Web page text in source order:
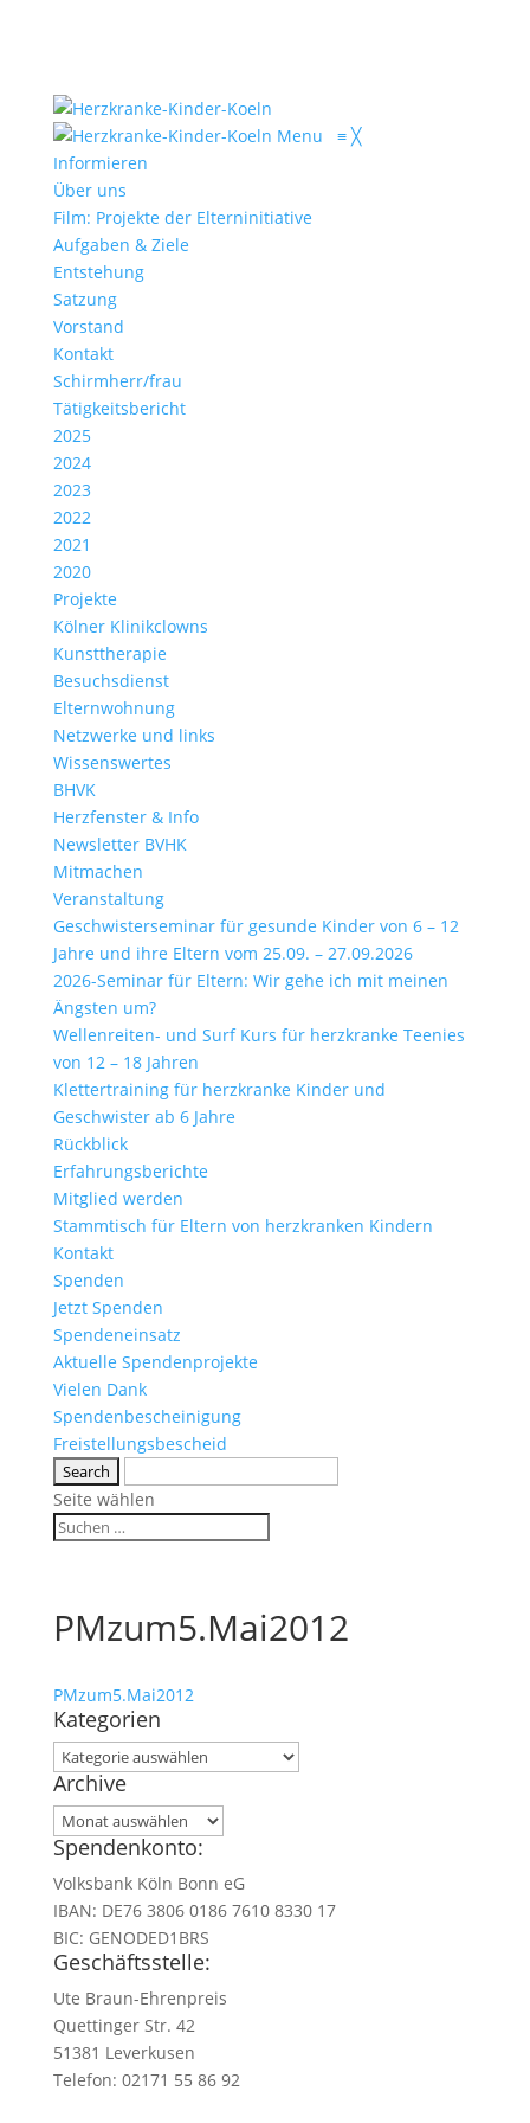
Menu ≡ ╳
Informieren
Über uns
Film: Projekte der Elterninitiative
Aufgaben & Ziele
Entstehung
Satzung
Vorstand
Kontakt
Schirmherr/frau
Tätigkeitsbericht
2025
2024
2023
2022
2021
2020
Projekte
Kölner Klinikclowns
Kunsttherapie
Besuchsdienst
Elternwohnung
Netzwerke und links
Wissenswertes
BHVK
Herzfenster & Info
Newsletter BVHK
Mitmachen
Veranstaltung
Geschwisterseminar für gesunde Kinder von 6 – 12
Jahre und ihre Eltern vom 25.09. – 27.09.2026
2026-Seminar für Eltern: Wir gehe ich mit meinen
Ängsten um?
Wellenreiten- und Surf Kurs für herzkranke Teenies
von 12 – 18 Jahren
Klettertraining für herzkranke Kinder und
Geschwister ab 6 Jahre
Rückblick
Erfahrungsberichte
Mitglied werden
Stammtisch für Eltern von herzkranken Kindern
Kontakt
Spenden
Jetzt Spenden
Spendeneinsatz
Aktuelle Spendenprojekte
Vielen Dank
Spendenbescheinigung
Freistellungsbescheid
Seite wählen
PMzum5.Mai2012
PMzum5.Mai2012
Kategorien
Kategorien
Archive
Archive
Spendenkonto:
Volksbank Köln Bonn eG
IBAN: DE76 3806 0186 7610 8330 17
BIC: GENODED1BRS
Geschäftsstelle:
Ute Braun-Ehrenpreis
Quettinger Str. 42
51381 Leverkusen
Telefon: 02171 55 86 92